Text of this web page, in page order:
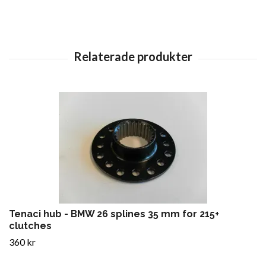
Tenaci hub - BMW 26 splines 35 mm for 215+
clutches
360 kr